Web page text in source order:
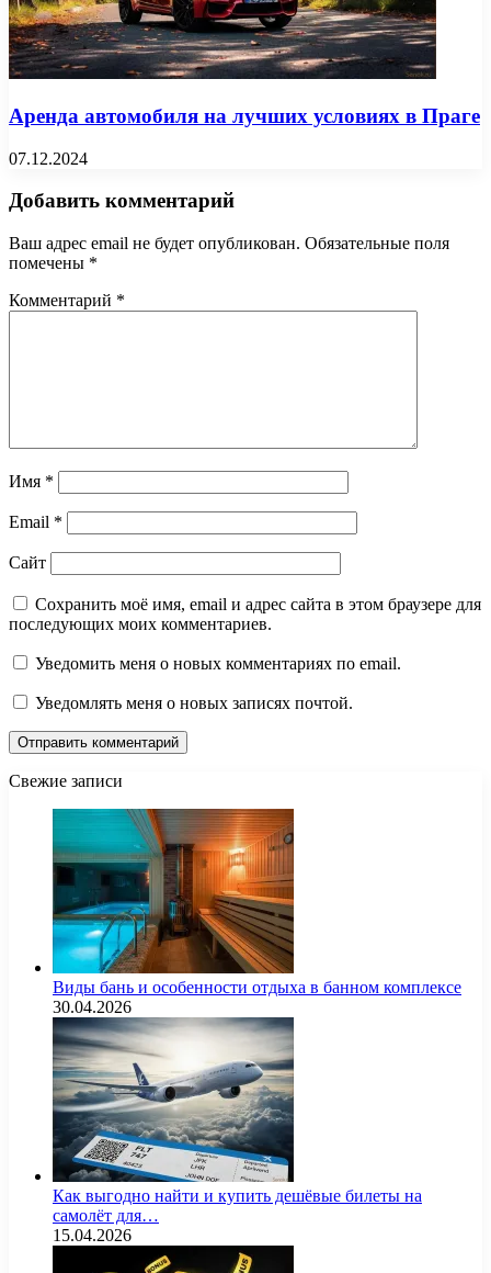
Аренда автомобиля на лучших условиях в Праге
07.12.2024
Добавить комментарий
Ваш адрес email не будет опубликован. Обязательные поля
помечены *
Комментарий *
Имя *
Email *
Сайт
Сохранить моё имя, email и адрес сайта в этом браузере для
последующих моих комментариев.
Уведомить меня о новых комментариях по email.
Уведомлять меня о новых записях почтой.
Свежие записи
Виды бань и особенности отдыха в банном комплексе
30.04.2026
Как выгодно найти и купить дешёвые билеты на
самолёт для…
15.04.2026